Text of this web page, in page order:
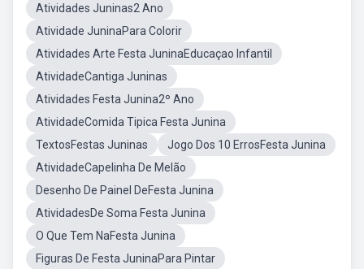
Atividades Juninas2 Ano
Atividade JuninaPara Colorir
Atividades Arte Festa JuninaEducaçao Infantil
AtividadeCantiga Juninas
Atividades Festa Junina2º Ano
AtividadeComida Tipica Festa Junina
TextosFestas Juninas
Jogo Dos 10 ErrosFesta Junina
AtividadeCapelinha De Melão
Desenho De Painel DeFesta Junina
AtividadesDe Soma Festa Junina
O Que Tem NaFesta Junina
Figuras De Festa JuninaPara Pintar